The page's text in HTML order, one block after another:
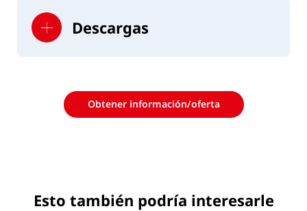
L x An x Al
Descargas
Mostrar PDFObtener información/oferta
Esto también podría interesarle